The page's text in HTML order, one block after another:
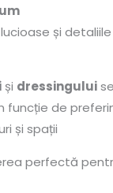
și
și dressingului
funcție de
și spații
perfectă